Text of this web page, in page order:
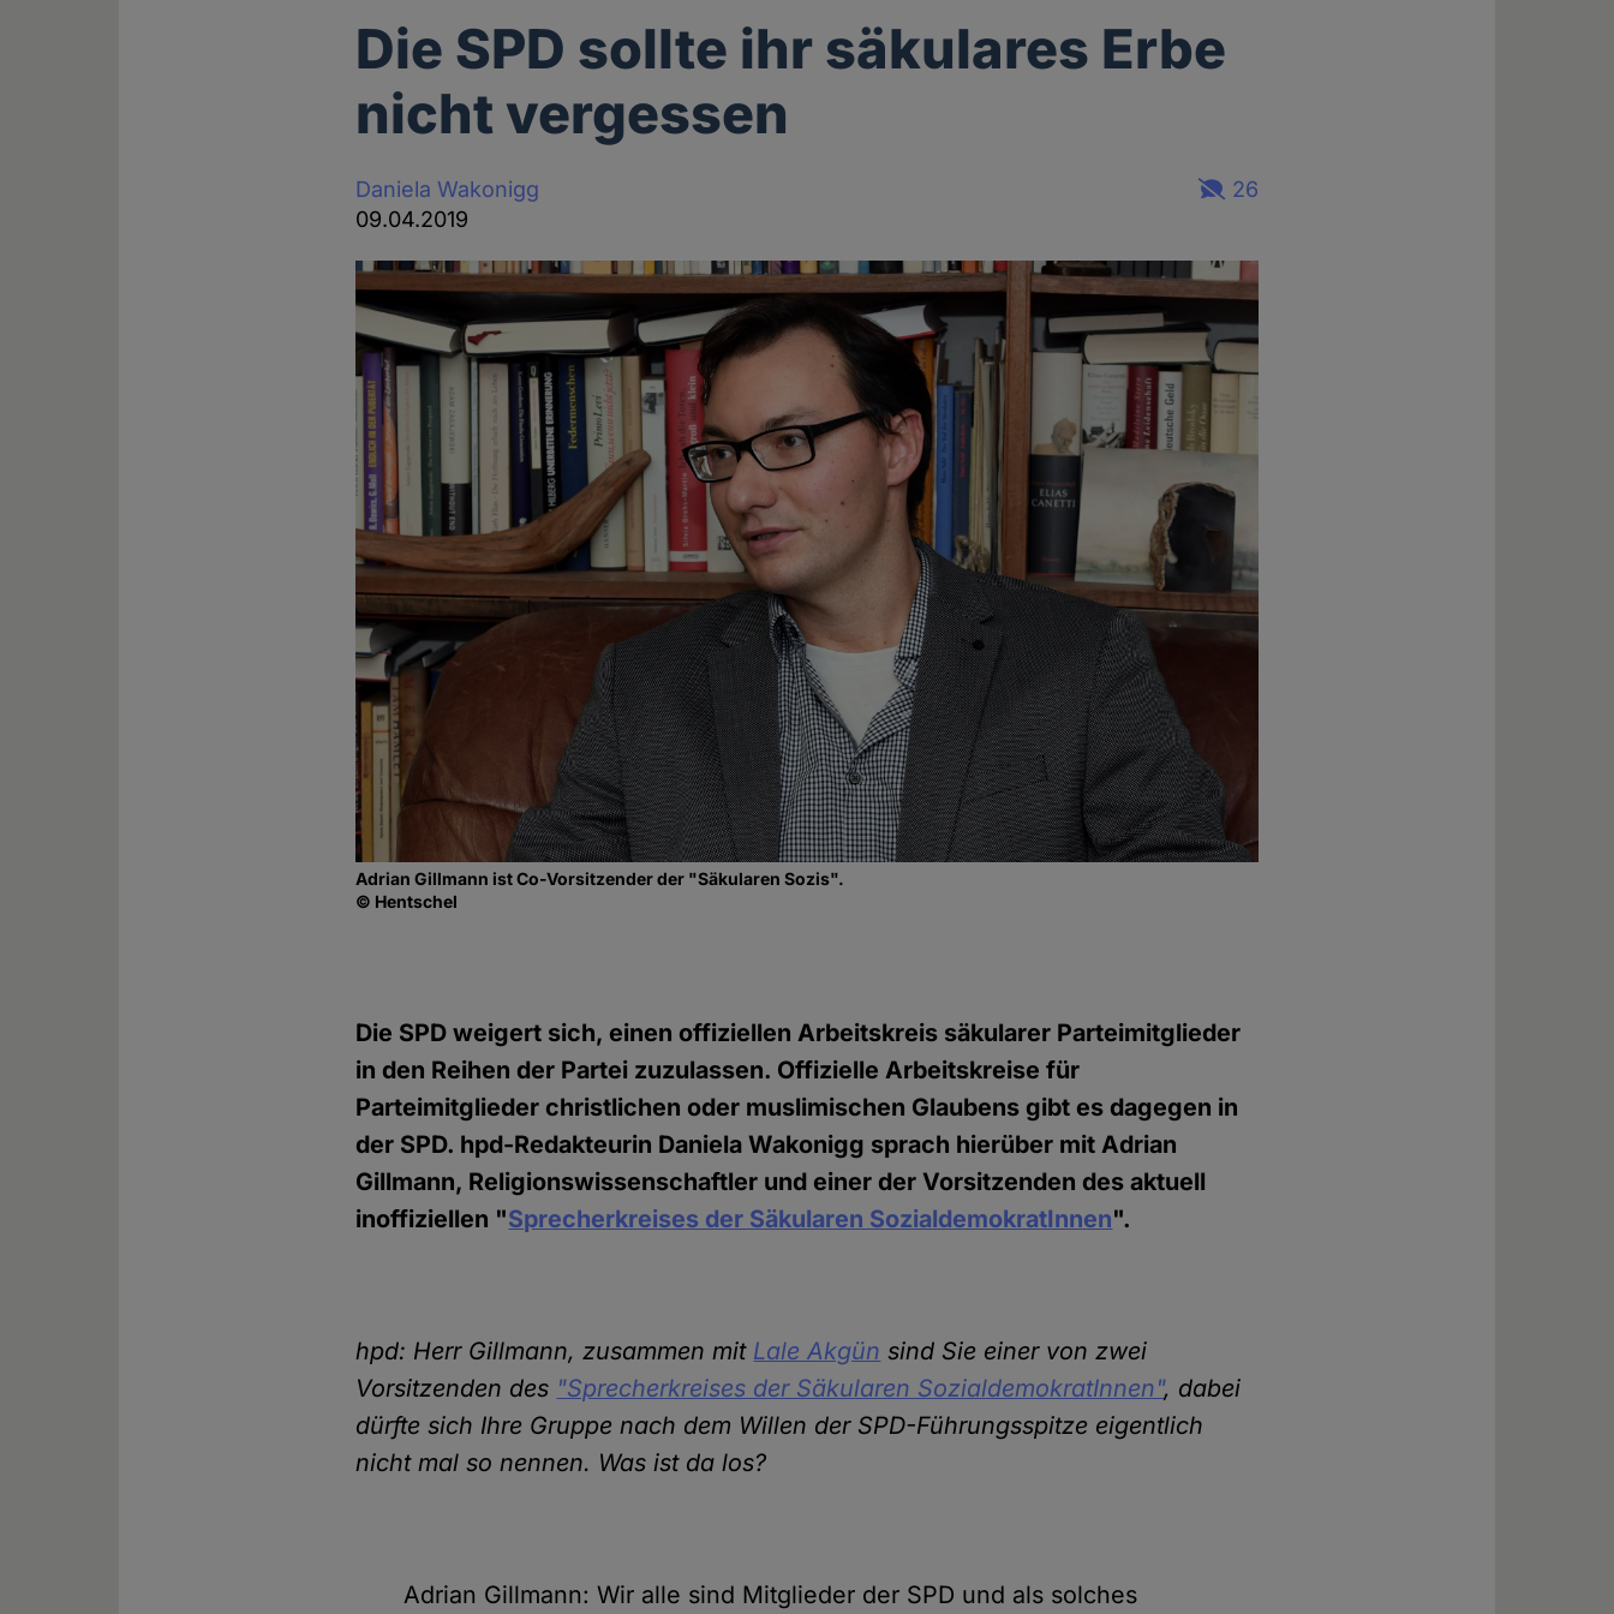
Die SPD sollte ihr säkulares Erbe
nicht vergessen
Daniela Wakonigg
09.04.2019
26
Adrian Gillmann ist Co-Vorsitzender der "Säkularen Sozis".
© Hentschel
Die SPD weigert sich, einen offiziellen Arbeitskreis säkularer Parteimitglieder
in den Reihen der Partei zuzulassen. Offizielle Arbeitskreise für
Parteimitglieder christlichen oder muslimischen Glaubens gibt es dagegen in
der SPD. hpd-Redakteurin Daniela Wakonigg sprach hierüber mit Adrian
Gillmann, Religionswissenschaftler und einer der Vorsitzenden des aktuell
inoffiziellen "Sprecherkreises der Säkularen SozialdemokratInnen".
hpd: Herr Gillmann, zusammen mit Lale Akgün sind Sie einer von zwei
Vorsitzenden des "Sprecherkreises der Säkularen SozialdemokratInnen", dabei
dürfte sich Ihre Gruppe nach dem Willen der SPD-Führungsspitze eigentlich
nicht mal so nennen. Was ist da los?
Adrian Gillmann: Wir alle sind Mitglieder der SPD und als solches